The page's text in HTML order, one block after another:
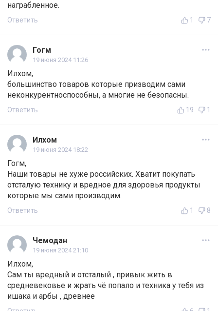
награбленное.
Ответить 1 7
Гогм
19 июня 2024 11:26
Илхом,
большинство товаров которые призводим сами
неконкурентноспособны, а многие не безопасны.
Ответить 19 1
Илхом
19 июня 2024 18:22
Гогм,
Наши товары не хуже российских. Хватит покупать
отсталую технику и вредное для здоровья продукты
которые мы сами производим.
Ответить 1 8
Чемодан
19 июня 2024 21:10
Илхом,
Сам ты вредный и отсталый , привык жить в
средневековье и жрать чё попало и техника у тебя из
ишака и арбы , древнее